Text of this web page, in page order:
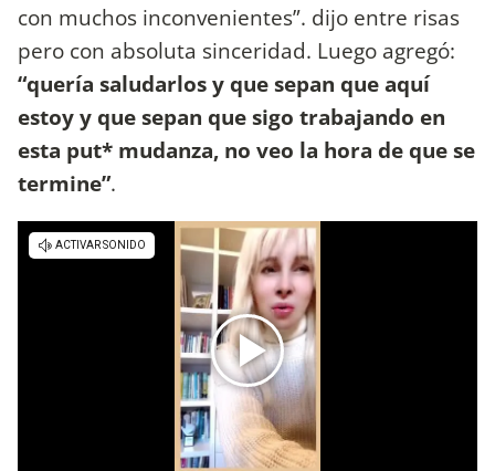
con muchos inconvenientes”. dijo entre risas
pero con absoluta sinceridad. Luego agregó:
“quería saludarlos y que sepan que aquí
estoy y que sepan que sigo trabajando en
esta put* mudanza, no veo la hora de que se
termine”.